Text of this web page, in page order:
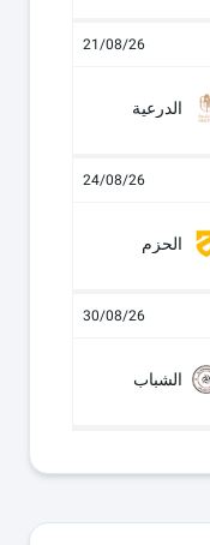
21/08/26
الدرعية
24/08/26
الحزم
30/08/26
الشباب